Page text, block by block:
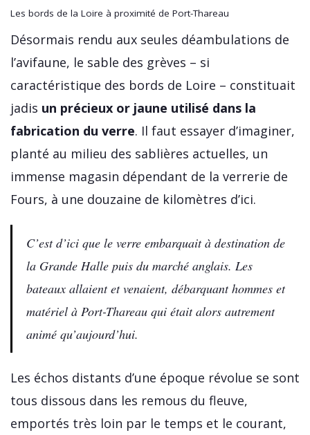
Les bords de la Loire à proximité de Port-Thareau
Désormais rendu aux seules déambulations de
l’avifaune, le sable des grèves – si
caractéristique des bords de Loire – constituait
jadis un précieux or jaune utilisé dans la
fabrication du verre. Il faut essayer d’imaginer,
planté au milieu des sablières actuelles, un
immense magasin dépendant de la verrerie de
Fours, à une douzaine de kilomètres d’ici.
C’est d’ici que le verre embarquait à destination de
la Grande Halle puis du marché anglais. Les
bateaux allaient et venaient, débarquant hommes et
matériel à Port-Thareau qui était alors autrement
animé qu’aujourd’hui.
Les échos distants d’une époque révolue se sont
tous dissous dans les remous du fleuve,
emportés très loin par le temps et le courant,